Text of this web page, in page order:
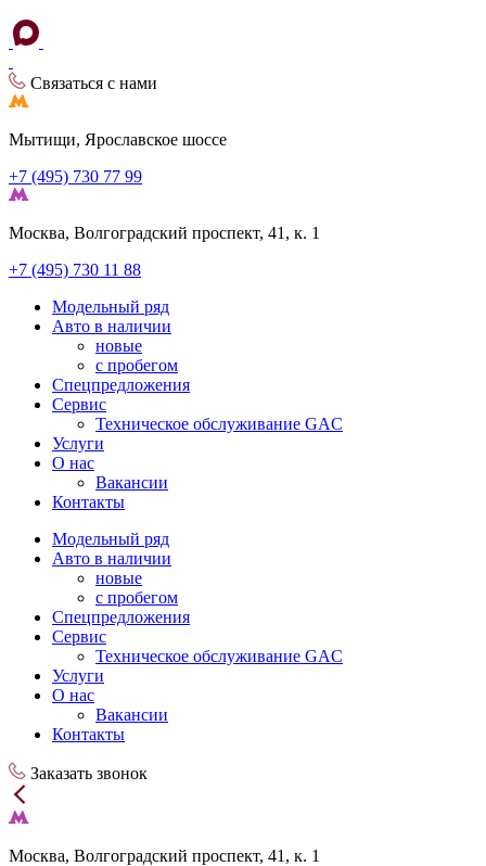
Связаться с нами
Мытищи, Ярославское шоссе
+7 (495) 730 77 99
Москва, Волгоградский проспект, 41, к. 1
+7 (495) 730 11 88
Модельный ряд
Авто в наличии
новые
с пробегом
Спецпредложения
Сервис
Техническое обслуживание GAC
Услуги
О нас
Вакансии
Контакты
Модельный ряд
Авто в наличии
новые
с пробегом
Спецпредложения
Сервис
Техническое обслуживание GAC
Услуги
О нас
Вакансии
Контакты
Заказать звонок
Москва, Волгоградский проспект, 41, к. 1